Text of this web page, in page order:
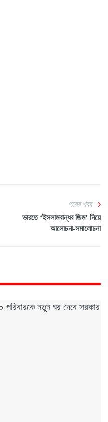
পরের খবর
ভারতে ‘ইসলামবান্ধব জিম’ নিয়ে
আলোচনা-সমালোচনা